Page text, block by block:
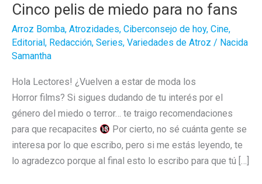
Cinco pelis de miedo para no fans
Arroz Bomba, Atrozidades, Ciberconsejo de hoy, Cine,
Editorial , Redacción, Series, Variedades de Atroz / Nacida
Samantha
Hola Lectores! ¿Vuelven a estar de moda los
Horror films? Si sigues dudando de tu interés por el
género del miedo o terror… te traigo recomendaciones
para que recapacites
Por cierto, no sé cuánta gente se
interesa por lo que escribo, pero si me estás leyendo, te
lo agradezco porque al final esto lo escribo para que tú […]